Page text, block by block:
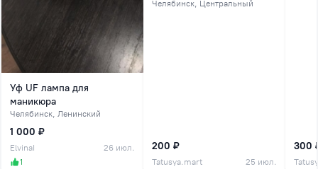
Уф UF лампа для
маникюра
Челябинск , Ленинский
1 000 ₽
ElvinaI
26 июл.
1
Челябинск, Центральный
200 ₽
Tatusya.mart 25 июл.
300